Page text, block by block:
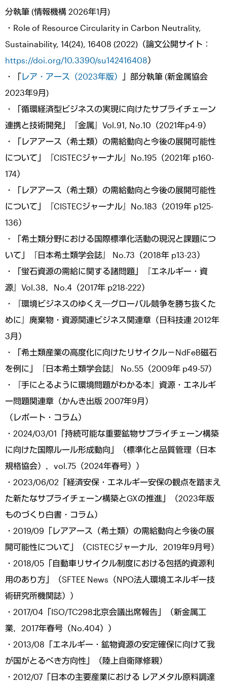
分執筆 (情報機構 2026年1月)
・Role of Resource Circularity in Carbon Neutrality,
Sustainability, 14(24), 16408 (2022)（論文公開サイト：
https://doi.org/10.3390/su142416408）
・「レア・アース（2023年版）
」部分執筆 (新金属協会
2023年9月)
・「循環経済型ビジネスの実現に向けたサプライチェーン
連携と技術開発」『金属』Vol.91, No.10（2021年p4-9）
・「レアアース（希土類）の需給動向と今後の展開可能性
について」『CISTECジャーナル』No.195（2021年 p160-
174）
・「レアアース（希土類）の需給動向と今後の展開可能性
について」『CISTECジャーナル』No.183（2019年 p125-
136）
・「希土類分野における国際標準化活動の現況と課題につ
いて」『日本希土類学会誌』 No.73（2018年 p13-23）
・「蛍石資源の需給に関する諸問題」『エネルギー・資
源』Vol.38，No.4（2017年 p218-222）
・『環境ビジネスのゆくえ―グローバル競争を勝ち抜くた
めに』廃棄物・資源関連ビジネス関連章（日科技連 2012年
3月）
・「希土類産業の高度化に向けたリサイクル－NdFeB磁石
を例に」『日本希土類学会誌』 No.55（2009年 p49-57）
・『手にとるように環境問題がわかる本』資源・エネルギ
ー問題関連章（かんき出版 2007年9月）
（レポート・コラム）
・2024/03/01「持続可能な重要鉱物サプライチェーン構築
に向けた国際ルール形成動向」（標準化と品質管理（日本
規格協会），vol.75（2024年春号））
・2023/06/02「経済安保・エネルギー安保の観点を踏まえ
た新たなサプライチェーン構築とGXの推進」（2023年版
ものづくり白書・コラム）
・2019/09「レアアース（希土類）の需給動向と今後の展
開可能性について」（CISTECジャーナル，2019年9月号）
・2018/05「自動車リサイクル制度における包括的資源利
用のあり方」（SFTEE News（NPO法人環境エネルギー技
術研究所機関誌））
・2017/04「ISO/TC298北京会議出席報告」（新金属工
業，2017年春号（No.404））
・2013/08「エネルギー・鉱物資源の安定確保に向けて我
が国がとるべき方向性」（陸上自衛隊修親）
・2012/07「日本の主要産業における レアメタル原料調達